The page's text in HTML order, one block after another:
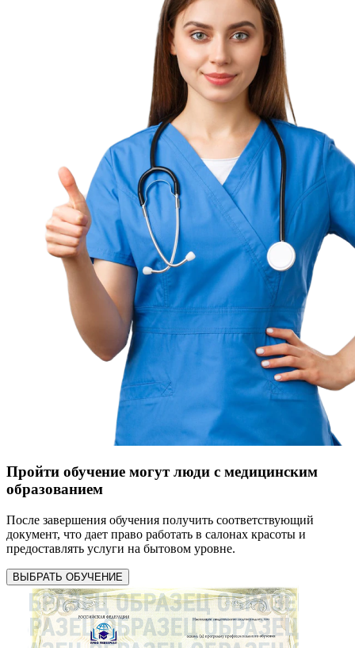
Пройти обучение могут люди с медицинским
образованием
После завершения обучения получить соответствующий
документ, что дает право работать в салонах красоты и
предоставлять услуги на бытовом уровне.
ВЫБРАТЬ ОБУЧЕНИЕ